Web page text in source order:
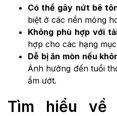
Có thể gây nứt bê
biệt ở các nền mỏng
Không phù hợp với
hợp cho các hạng
Dễ bị ăn mòn nếu
Ảnh hưởng đến tuổi
ẩm ướt.
Tìm hiểu về